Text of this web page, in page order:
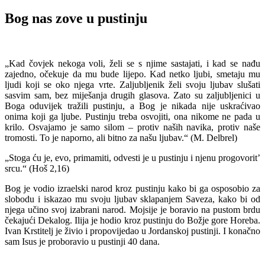
Bog nas zove u pustinju
„Kad čovjek nekoga voli, želi se s njime sastajati, i kad se nađu
zajedno, očekuje da mu bude lijepo. Kad netko ljubi, smetaju mu
ljudi koji se oko njega vrte. Zaljubljenik želi svoju ljubav slušati
sasvim sam, bez miješanja drugih glasova. Zato su zaljubljenici u
Boga oduvijek tražili pustinju, a Bog je nikada nije uskraćivao
onima koji ga ljube. Pustinju treba osvojiti, ona nikome ne pada u
krilo. Osvajamo je samo silom – protiv naših navika, protiv naše
tromosti. To je naporno, ali bitno za našu ljubav.“ (M. Delbrel)
„Stoga ću je, evo, primamiti, odvesti je u pustinju i njenu progovorit’
srcu.“ (Hoš 2,16)
Bog je vodio izraelski narod kroz pustinju kako bi ga osposobio za
slobodu i iskazao mu svoju ljubav sklapanjem Saveza, kako bi od
njega učino svoj izabrani narod. Mojsije je boravio na pustom brdu
čekajući Dekalog. Ilija je hodio kroz pustinju do Božje gore Horeba.
Ivan Krstitelj je živio i propovijedao u Jordanskoj pustinji. I konačno
sam Isus je proboravio u pustinji 40 dana.